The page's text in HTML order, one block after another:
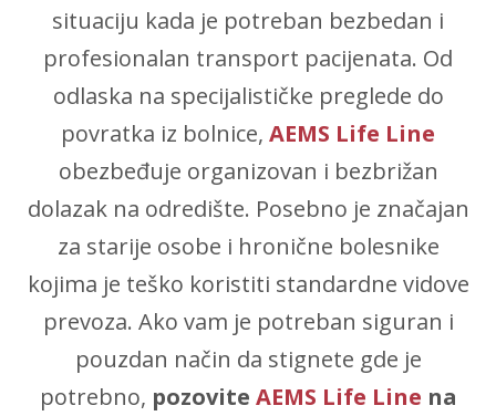
situaciju kada je potreban bezbedan i
profesionalan transport pacijenata. Od
odlaska na specijalističke preglede do
povratka iz bolnice, AEMS Life Line
obezbeđuje organizovan i bezbrižan
dolazak na odredište. Posebno je značajan
za starije osobe i hronične bolesnike
kojima je teško koristiti standardne vidove
prevoza. Ako vam je potreban siguran i
pouzdan način da stignete gde je
potrebno, pozovite AEMS Life Line na